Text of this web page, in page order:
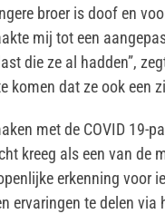
broer is doof en
mij tot een
die ze al hadden”,
komen dat ze ook een
met de COVID 19-
kreeg als een van de
erkenning voor
ervaringen te delen